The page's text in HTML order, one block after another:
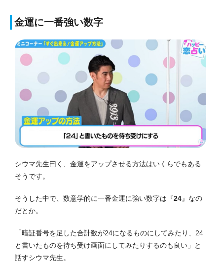
金運に一番強い数字
シウマ先生曰く、金運をアップさせる方法はいくらでもある
そうです。
そうした中で、数意学的に一番金運に強い数字は『24』なの
だとか。
「暗証番号を足した合計数が24になるものにしてみたり、24
と書いたものを待ち受け画面にしてみたりするのも良い」と
話すシウマ先生。